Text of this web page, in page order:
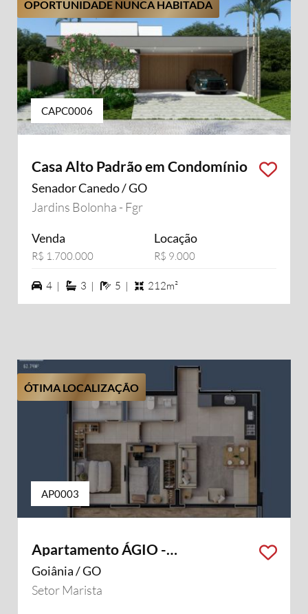
OPORTUNIDADE NUNCA HABITADA
CAPC0006
Casa Alto Padrão em Condomínio
Senador Canedo / GO
Jardins Bolonha - Fgr
Venda
R$ 1.700.000
Locação
R$ 9.000
4 vagas na garagem
4 | 3 suítes
3 | 5 banheiros
5 | 212m²
ÓTIMA LOCALIZAÇÃO
AP0003
Apartamento ÁGIO -
OPORTUNIDADE
Goiânia / GO
Setor Marista